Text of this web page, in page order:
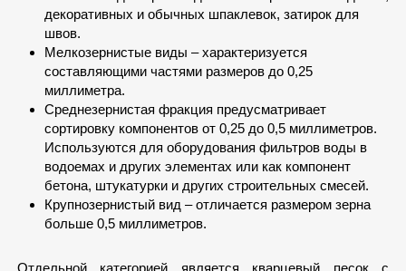
декоративных и обычных шпаклевок, затирок для
швов.
Мелкозернистые виды – характеризуется
составляющими частями размеров до 0,25
миллиметра.
Среднезернистая фракция предусматривает
сортировку компонентов от 0,25 до 0,5 миллиметров.
Используются для оборудования фильтров воды в
водоемах и других элементах или как компонент
бетона, штукатурки и других строительных смесей.
Крупнозернистый вид – отличается размером зерна
больше 0,5 миллиметров.
Отдельной категорией является кварцевый песок с